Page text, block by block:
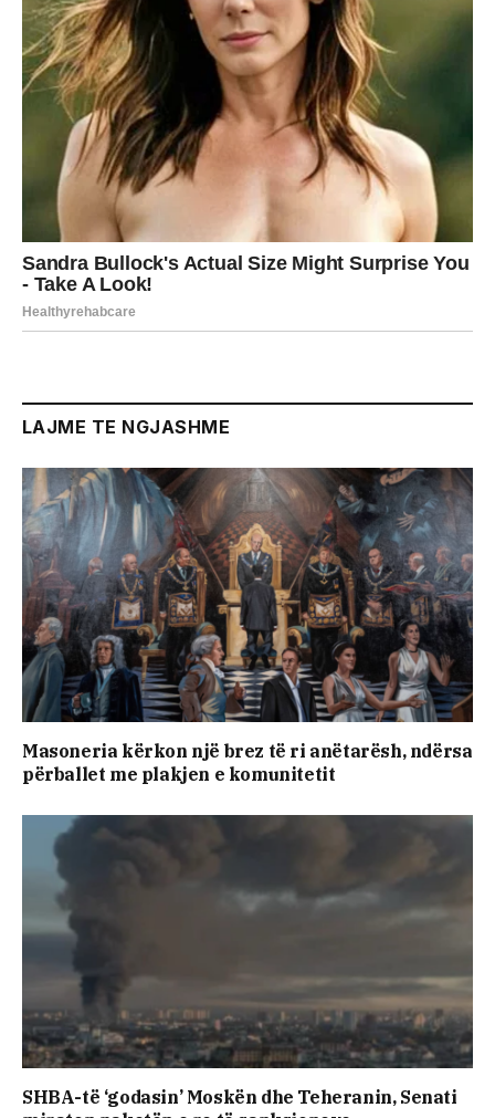
LAJME TE NGJASHME
Masoneria kërkon një brez të ri anëtarësh, ndërsa
përballet me plakjen e komunitetit
SHBA-të ‘godasin’ Moskën dhe Teheranin, Senati